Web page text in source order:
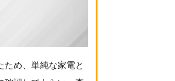
め、単純な家電と